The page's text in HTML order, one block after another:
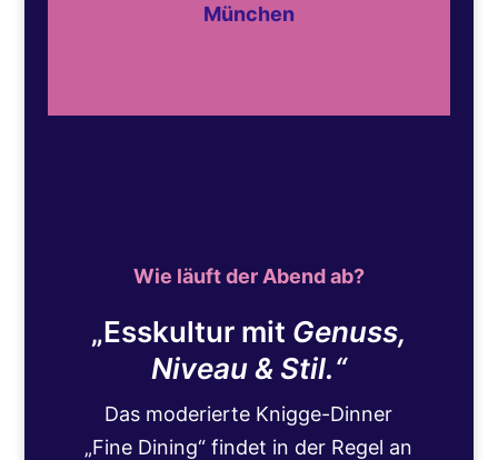
München
Wie läuft der Abend ab?
„Esskultur mit Genuss,
Niveau & Stil.“
Das moderierte Knigge-Dinner
„Fine Dining“ findet in der Regel an